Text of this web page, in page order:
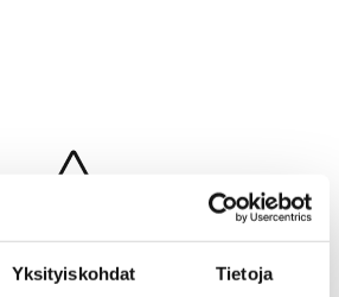
Yksityiskohdat Tietoja
Hups...